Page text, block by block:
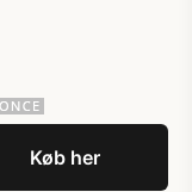
Køb her